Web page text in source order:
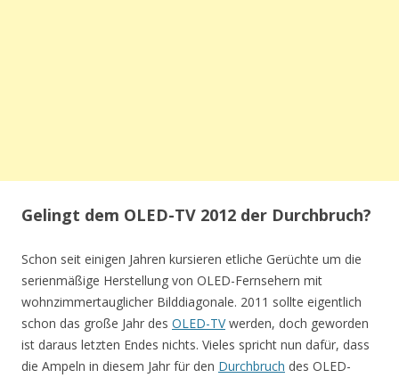
Gelingt dem OLED-TV 2012 der Durchbruch?
Schon seit einigen Jahren kursieren etliche Gerüchte um die
serienmäßige Herstellung von OLED-Fernsehern mit
wohnzimmertauglicher Bilddiagonale. 2011 sollte eigentlich
schon das große Jahr des OLED-TVwerden, doch geworden
ist daraus letzten Endes nichts. Vieles spricht nun dafür, dass
die Ampeln in diesem Jahr für den Durchbruch des OLED-